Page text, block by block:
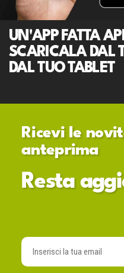
UN'APP FATTA
SCARICALA DAL
DAL TUO TABLET
Ricevi le
anteprima
Resta